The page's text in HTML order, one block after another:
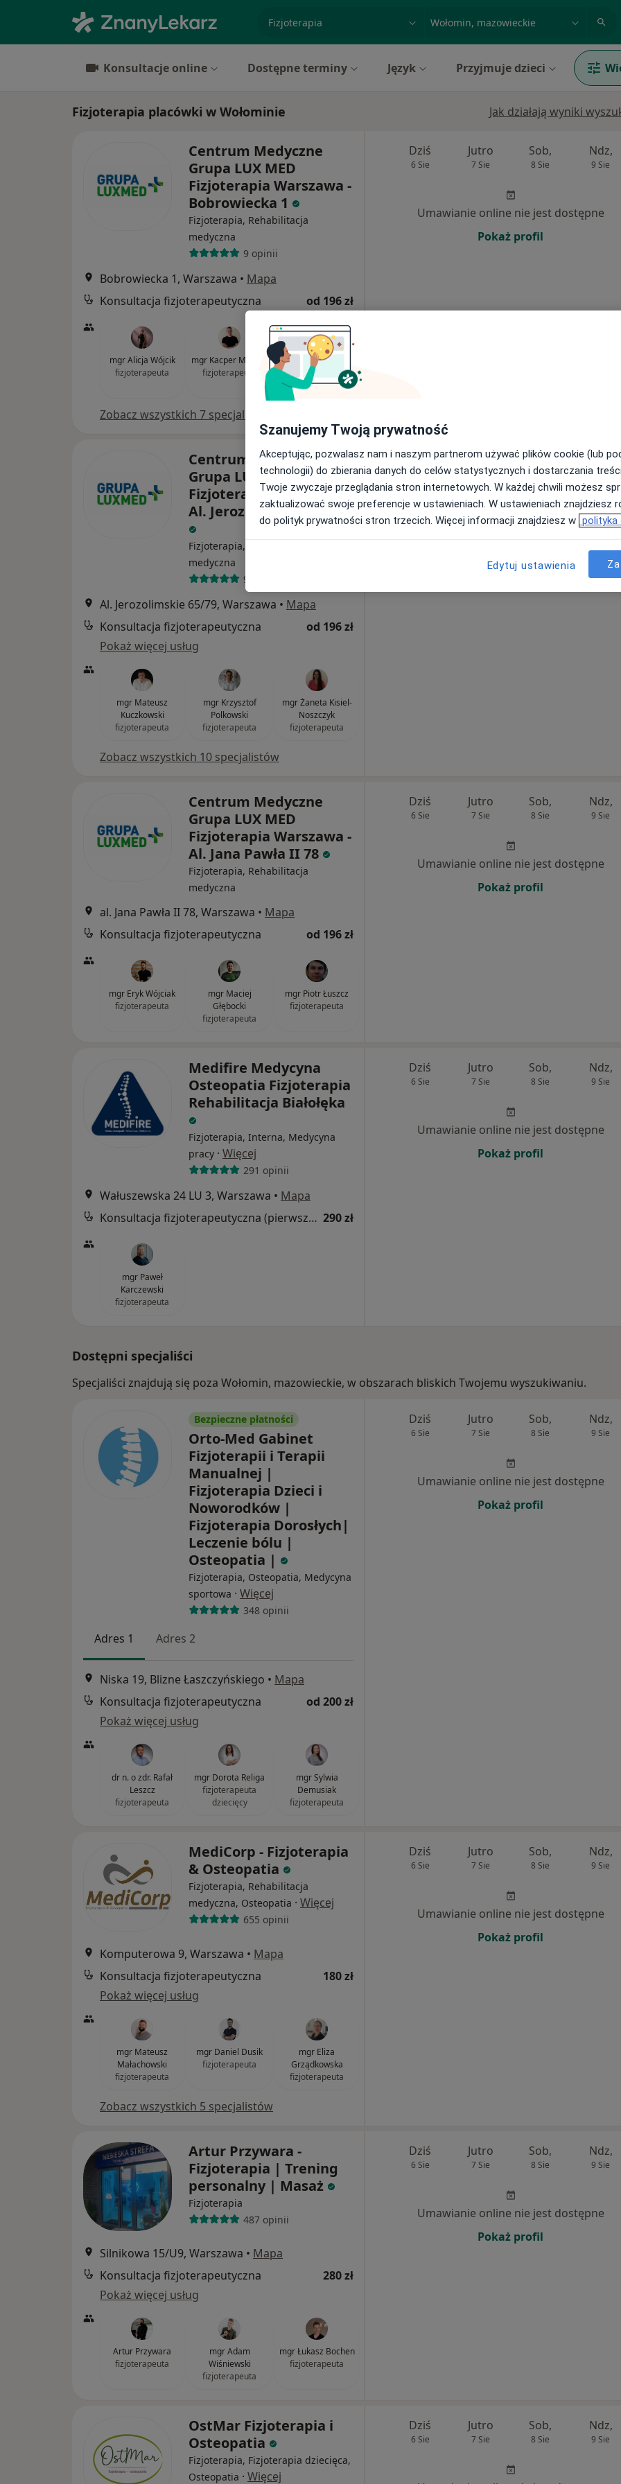
Konsultacje online Dostępne terminy Język Przyjmuje dzieci
Fizjoterapia placówki w Wołominie Jak działają wyniki
Centrum Medyczne
Grupa LUX MED
Fizjoterapia Warszawa -
Bobrowiecka 1
Fizjoterapia, Rehabilitacja
medyczna
9 opinii
Bobrowiecka 1, Warszawa • Mapa
Konsultacja fizjoterapeutyczna
od 196 zł
mgr Alicja Wójcik
fizjoterapeuta
mgr Kacper Myszka
fizjoterapeuta
mgr Michał
Winiarski
fizjoterapeuta
Zobacz wszystkich 7 specjalistów
Dziś
6 Sie
Jutro
7 Sie
Sob,
8 Sie
Ndz,
9 Sie
Umawianie online nie jest dostępne
Pokaż profil
Centrum Medyczne
Grupa LUX MED
Fizjoterapia Warszawa -
Al. Jerozolimskie 65/79
Fizjoterapia, Rehabilitacja
medyczna
9 opinii
Al. Jerozolimskie 65/79, Warszawa • Mapa
Konsultacja fizjoterapeutyczna
od 196 zł
Pokaż więcej usług
mgr Mateusz
Kuczkowski
fizjoterapeuta
mgr Krzysztof
Polkowski
fizjoterapeuta
mgr Żaneta Kisiel-
Noszczyk
fizjoterapeuta
Zobacz wszystkich 10 specjalistów
Dziś
6 Sie
Jutro
7 Sie
Sob,
8 Sie
Ndz,
9 Sie
Umawianie online nie jest dostępne
Centrum Medyczne
Grupa LUX MED
Fizjoterapia Warszawa -
Al. Jana Pawła II 78
Fizjoterapia, Rehabilitacja
medyczna
al. Jana Pawła II 78, Warszawa • Mapa
Konsultacja fizjoterapeutyczna
od 196 zł
mgr Eryk Wójciak
fizjoterapeuta
mgr Maciej
Głębocki
fizjoterapeuta
mgr Piotr Łuszcz
fizjoterapeuta
Dziś
6 Sie
Jutro
7 Sie
Sob,
8 Sie
Ndz,
9 Sie
Umawianie online nie jest dostępne
Pokaż profil
Medifire Medycyna
Osteopatia Fizjoterapia
Rehabilitacja Białołęka
Fizjoterapia, Interna, Medycyna
pracy · Więcej
291 opinii
Wałuszewska 24 LU 3, Warszawa • Mapa
Konsultacja fizjoterapeutyczna (pierwsza wizyta) 290 zł
mgr Paweł
Karczewski
fizjoterapeuta
Dziś
6 Sie
Jutro
7 Sie
Sob,
8 Sie
Ndz,
9 Sie
Umawianie online nie jest dostępne
Pokaż profil
Dostępni specjaliści
Specjaliści znajdują się poza Wołomin, mazowieckie, w obszarach bliskich Twojemu wyszukiwaniu.
Bezpieczne płatności
Orto-Med Gabinet
Fizjoterapii i Terapii
Manualnej |
Fizjoterapia Dzieci i
Noworodków |
Fizjoterapia Dorosłych|
Leczenie bólu |
Osteopatia |
Fizjoterapia, Osteopatia, Medycyna
sportowa · Więcej
348 opinii
Adres 1 Adres 2
Niska 19, Blizne Łaszczyńskiego • Mapa
Konsultacja fizjoterapeutyczna
od 200 zł
Pokaż więcej usług
dr n. o zdr. Rafał
Leszcz
fizjoterapeuta
mgr Dorota Religa
fizjoterapeuta
dziecięcy
mgr Sylwia
Demusiak
fizjoterapeuta
Dziś
6 Sie
Jutro
7 Sie
Sob,
8 Sie
Ndz,
9 Sie
Umawianie online nie jest dostępne
Pokaż profil
MediCorp - Fizjoterapia
& Osteopatia
Fizjoterapia, Rehabilitacja
medyczna, Osteopatia · Więcej
655 opinii
Komputerowa 9, Warszawa • Mapa
Konsultacja fizjoterapeutyczna
180 zł
Pokaż więcej usług
mgr Mateusz
Małachowski
fizjoterapeuta
mgr Daniel Dusik
fizjoterapeuta
mgr Eliza
Grządkowska
fizjoterapeuta
Zobacz wszystkich 5 specjalistów
Dziś
6 Sie
Jutro
7 Sie
Sob,
8 Sie
Ndz,
9 Sie
Umawianie online nie jest dostępne
Pokaż profil
Artur Przywara -
Fizjoterapia | Trening
personalny | Masaż
Fizjoterapia
487 opinii
Silnikowa 15/U9, Warszawa • Mapa
Konsultacja fizjoterapeutyczna
280 zł
Pokaż więcej usług
Artur Przywara
fizjoterapeuta
mgr Adam
Wiśniewski
fizjoterapeuta
mgr Łukasz Bochen
fizjoterapeuta
Dziś
6 Sie
Jutro
7 Sie
Sob,
8 Sie
Ndz,
9 Sie
Umawianie online nie jest dostępne
Pokaż profil
OstMar Fizjoterapia i
Osteopatia
Fizjoterapia, Fizjoterapia dziecięca,
Osteopatia · Więcej
Dziś
6 Sie
Jutro
7 Sie
Sob,
8 Sie
Ndz,
9 Sie
Szanujemy Twoją prywatność
Akceptując, pozwalasz nam i naszym partnerom używać plików cookie (lub
technologii) do zbierania danych do celów statystycznych i dostarczania
Twoje zwyczaje przeglądania stron internetowych. W każdej chwili możesz
zaktualizować swoje preferencje w ustawieniach. W ustawieniach znajdziesz
do polityk prywatności stron trzecich. Więcej informacji znajdziesz w polityka
Edytuj ustawienia